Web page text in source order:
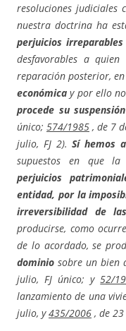
resoluciones judiciales
nuestra doctrina ha
perjuicios irreparables
desfavorables a
reparación posterior, en
económicay por ello
procede su suspensión
único; 574/1985 , de 7
julio, FJ 2).Sí hemos
supuestos en que
perjuicios
entidad, por la
irreversibilidad de
producirse, como
de lo acordado, se
dominiosobre un bien
julio, FJ único; y52/
lanzamiento de una
julio, y435/2006 , de